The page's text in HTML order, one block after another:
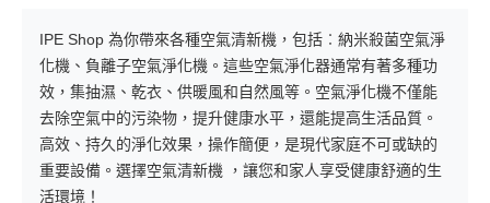
IPE Shop 為你帶來各種空氣清新機，包括︰納米殺菌空氣淨
化機、負離子空氣淨化機。這些空氣淨化器通常有著多種功
效，集抽濕、乾衣、供暖風和自然風等。空氣淨化機不僅能
去除空氣中的污染物，提升健康水平，還能提高生活品質。
高效、持久的淨化效果，操作簡便，是現代家庭不可或缺的
重要設備。選擇空氣清新機 ，讓您和家人享受健康舒適的生
活環境！